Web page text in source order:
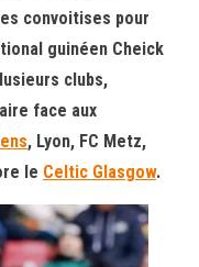
convoitises pour
guinéen Cheick
clubs,
face aux
, Lyon, FC Metz,
le Celtic Glasgow.